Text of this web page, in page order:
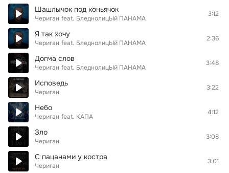
Шашлычок под коньячок
Чериган feat. БледнолицЫй ПАНАМА
3:12
Я так хочу
Чериган feat. БледнолицЫй ПАНАМА
2:36
Догма слов
Чериган feat. БледнолицЫй ПАНАМА
3:48
Исповедь
Чериган
3:22
Небо
Чериган feat. КАПА
4:12
Зло
Чериган
3:08
С пацанами у костра
Чериган
3:01